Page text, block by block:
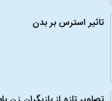
تاثیر استرس بر بدن